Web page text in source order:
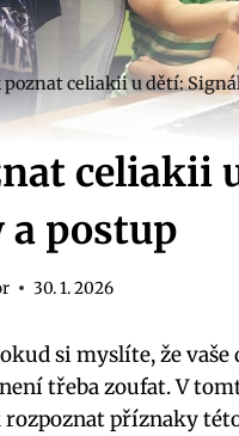
poznat celiakii u dětí:
celiakii
a postup
30. 1. 2026
si myslíte, že vaše
třeba zoufat. V
rozpoznat příznaky